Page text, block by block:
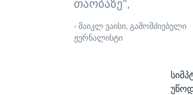
თაობაზე",
- მაიკლ ვაისი, გამომძიებელი
ჟურნალისტი